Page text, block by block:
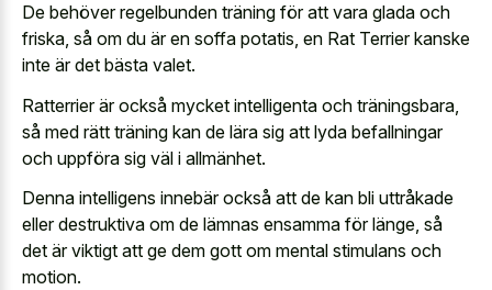
De behöver regelbunden träning för att vara glada och
friska, så om du är en soffa potatis, en Rat Terrier kanske
inte är det bästa valet.
Ratterrier är också mycket intelligenta och träningsbara,
så med rätt träning kan de lära sig att lyda befallningar
och uppföra sig väl i allmänhet.
Denna intelligens innebär också att de kan bli uttråkade
eller destruktiva om de lämnas ensamma för länge, så
det är viktigt att ge dem gott om mental stimulans och
motion.